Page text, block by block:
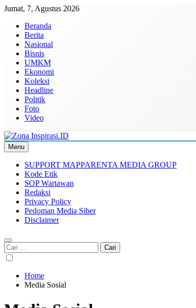
Skip
content
Jumat, 7, Agustus 2026
Beranda
Berita
Nasional
Bisnis
UMKM
Ekonomi
Koleksi
Headline
Politik
Foto
Video
Zona Inspirasi.ID
Bersama Membangun Semangat Baru
Menu
SUPPORT MAPPARENTA MEDIA GROUP
Kode Etik
SOP Wartawan
Redaksi
Privacy Policy
Pedoman Media Siber
Disclaimer
Cari
untuk:
Home
Media Sosial